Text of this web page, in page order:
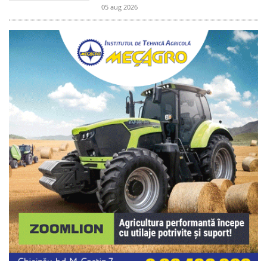
05 aug 2026